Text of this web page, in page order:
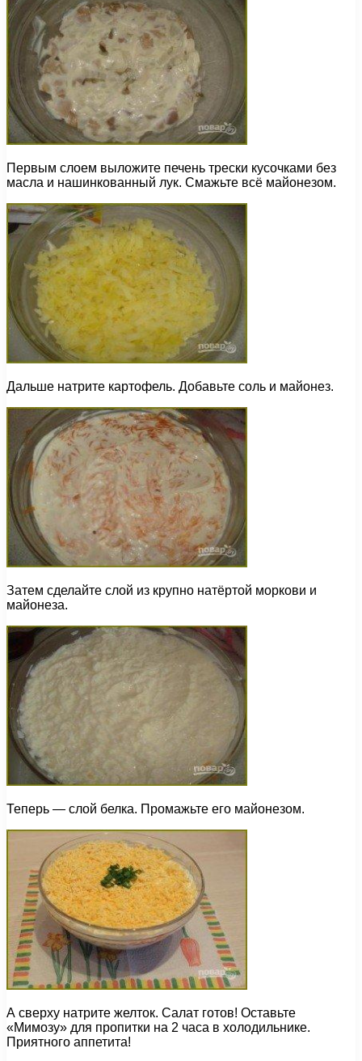
Первым слоем выложите печень трески кусочками без
масла и нашинкованный лук. Смажьте всё майонезом.
Дальше натрите картофель. Добавьте соль и майонез.
Затем сделайте слой из крупно натёртой моркови и
майонеза.
Теперь — слой белка. Промажьте его майонезом.
А сверху натрите желток. Салат готов! Оставьте
«Мимозу» для пропитки на 2 часа в холодильнике.
Приятного аппетита!